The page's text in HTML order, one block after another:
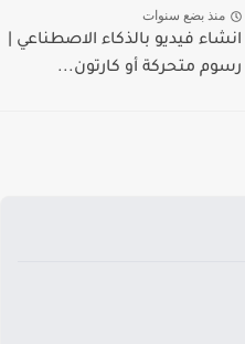
منذ بضع سنوات
انشاء فيديو بالذكاء الاصطناعي |
رسوم متحركة أو كارتون...